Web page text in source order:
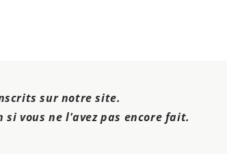
sur notre site.
vous ne l'avez pas encore fait.